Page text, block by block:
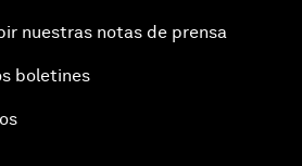
nuestras notas de prensa
boletines